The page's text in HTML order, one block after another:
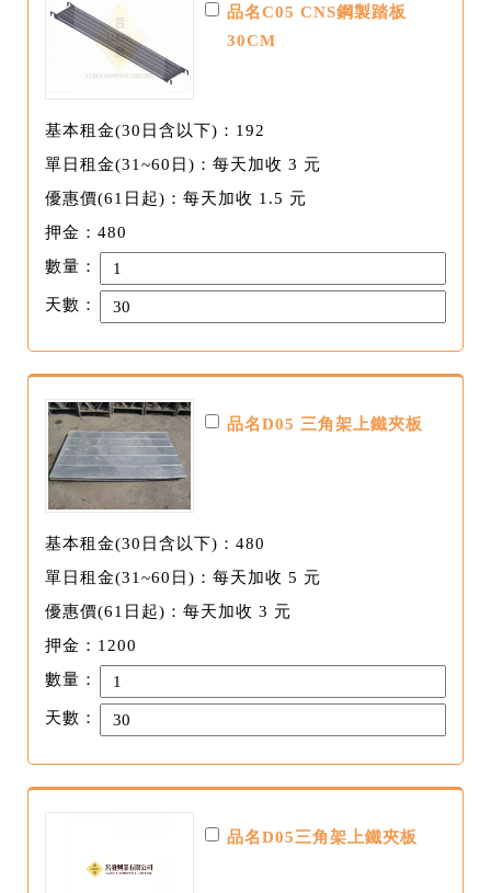
品名C05 CNS鋼製踏板
30CM
基本租金(30日含以下)：192
單日租金(31~60日)：每天加收 3 元
優惠價(61日起)：每天加收 1.5 元
押金：480
數量：
天數：
品名D05 三角架上鐵夾板
基本租金(30日含以下)：480
單日租金(31~60日)：每天加收 5 元
優惠價(61日起)：每天加收 3 元
押金：1200
數量：
天數：
品名D05三角架上鐵夾板